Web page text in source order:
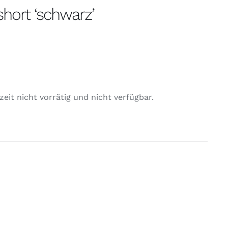
‘schwarz’
nicht vorrätig und nicht verfügbar.